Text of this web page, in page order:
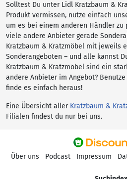
Solltest Du unter Lidl Kratzbaum &
Produkt vermissen, nutze einfach
um es bei einem anderen Händler zu
viele andere Anbieter gerade
Kratzbaum & Kratzmöbel mit jeweils
Sonderangeboten – und alle kannst
Kratzbaum & Kratzmöbel sind ein
andere Anbieter im Angebot?
finde es einfach heraus!
Eine Übersicht aller Kratzbaum &
Filialen findest du nur bei uns.
Über uns Podcast Impressum